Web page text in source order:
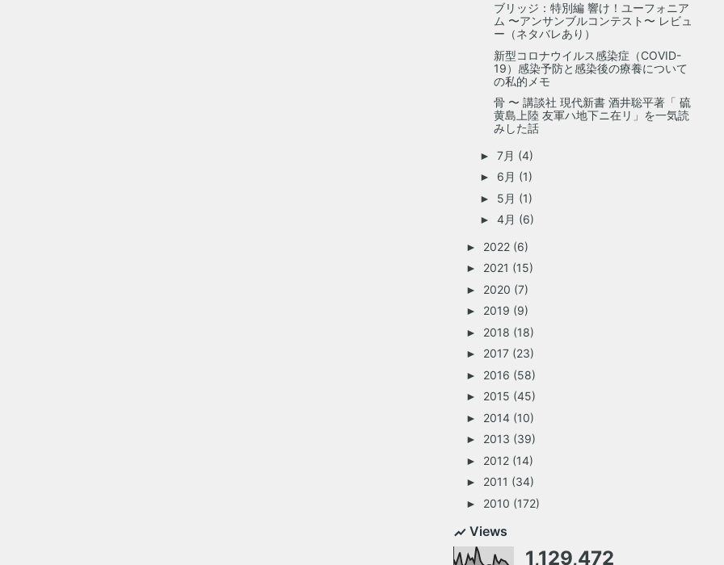
ブリッジ：特別編 響け！ユーフォニア
ム 〜アンサンブルコンテスト〜 レビュ
ー（ネタバレあり）
新型コロナウイルス感染症（COVID-
19）感染予防と感染後の療養について
の私的メモ
骨 〜 講談社 現代新書 酒井聡平著「 硫
黄島上陸 友軍ハ地下ニ在リ」を一気読
みした話
► 7月 (4)
► 6月 (1)
► 5月 (1)
► 4月 (6)
► 2022 (6)
► 2021 (15)
► 2020 (7)
► 2019 (9)
► 2018 (18)
► 2017 (23)
► 2016 (58)
► 2015 (45)
► 2014 (10)
► 2013 (39)
► 2012 (14)
► 2011 (34)
► 2010 (172)
Views
1,129,472